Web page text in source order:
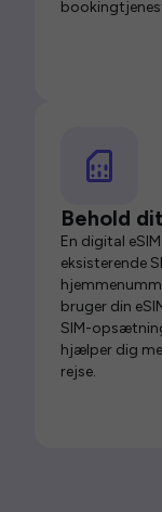
Behold
En digital
eksisterende
bruger din
SIM-
hjælper dig
rejse.